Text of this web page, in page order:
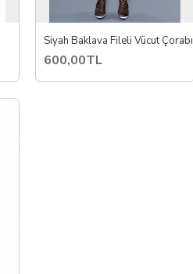
Siyah Baklava Fileli Vücut Çorabı
600,00TL